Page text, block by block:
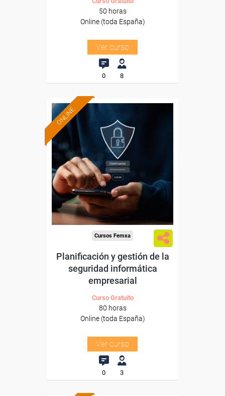
50 horas
Online (toda España)
Ver curso
0 8
ONLINE
Formación 100%
subvencionada.
Para desempleados,
trabajadores y autónomos.
Sector
-Servicios a las Empresas.
Cursos Femxa
Planificación y gestión de la
seguridad informática
empresarial
Curso Gratuito
80 horas
Online (toda España)
Ver curso
0 3